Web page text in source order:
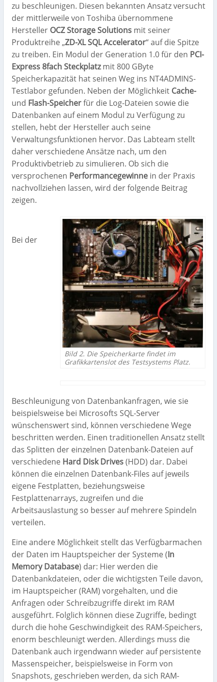
zu beschleunigen. Diesen bekannten Ansatz versucht
der mittlerweile von Toshiba übernommene
Hersteller OCZ Storage Solutions mit seiner
Produktreihe „ZD-XL SQL Accelerator“ auf die Spitze
zu treiben. Ein Modul der Generation 1.0 für den PCI-
Express 8fach Steckplatzmit 800 GByte
Speicherkapazität hat seinen Weg ins NT4ADMINS-
Testlabor gefunden. Neben der Möglichkeit Cache-
und Flash-Speicherfür die Log-Dateien sowie die
Datenbanken auf einem Modul zu Verfügung zu
stellen, hebt der Hersteller auch seine
Verwaltungsfunktionen hervor. Das Labteam stellt
daher verschiedene Ansätze nach, um den
Produktivbetrieb zu simulieren. Ob sich die
versprochenen Performancegewinne in der Praxis
nachvollziehen lassen, wird der folgende Beitrag
zeigen.
Bild 2. Die Speicherkarte findet im
Grafikkartenslot des Testsystems Platz.
Bei der
Beschleunigung von Datenbankanfragen, wie sie
beispielsweise bei Microsofts SQL-Server
wünschenswert sind, können verschiedene Wege
beschritten werden. Einen traditionellen Ansatz stellt
das Splitten der einzelnen Datenbank-Dateien auf
verschiedene Hard Disk Drives(HDD) dar. Dabei
können die einzelnen Datenbank-Files auf jeweils
eigene Festplatten, beziehungsweise
Festplattenarrays, zugreifen und die
Arbeitsauslastung so besser auf mehrere Spindeln
verteilen.
Eine andere Möglichkeit stellt das Verfügbarmachen
der Daten im Hauptspeicher der Systeme (In
Memory Database) dar: Hier werden die
Datenbankdateien, oder die wichtigsten Teile davon,
im Hauptspeicher (RAM) vorgehalten, und die
Anfragen oder Schreibzugriffe direkt im RAM
ausgeführt. Folglich können diese Zugriffe, bedingt
durch die hohe Geschwindigkeit des RAM-Speichers,
enorm beschleunigt werden. Allerdings muss die
Datenbank auch irgendwann wieder auf persistente
Massenspeicher, beispielsweise in Form von
Snapshots, geschrieben werden, da sich RAM-